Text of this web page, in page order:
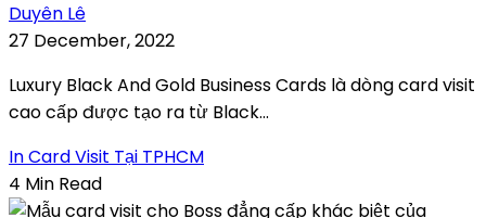
Duyên Lê
27 December, 2022
Luxury Black And Gold Business Cards là dòng card visit
cao cấp được tạo ra từ Black...
In Card Visit Tại TPHCM
4 Min Read